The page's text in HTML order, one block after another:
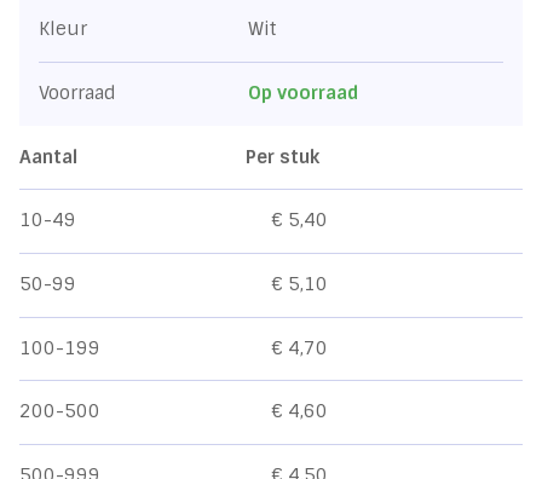
Kleur Wit
Voorraad Op voorraad
Aantal Per stuk
10-49 € 5,40
50-99 € 5,10
100-199 € 4,70
200-500 € 4,60